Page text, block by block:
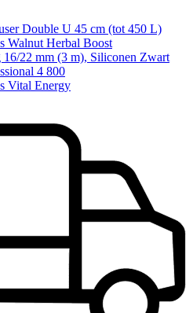
Double U 45 cm (tot 450 L)
Walnut Herbal Boost
22 mm (3 m), Siliconen Zwart
4 800
Vital Energy